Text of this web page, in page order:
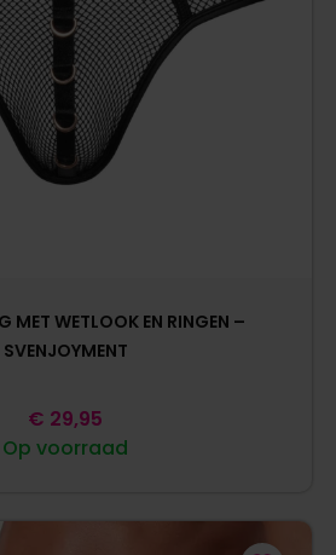
MET WETLOOK EN RINGEN –
SVENJOYMENT
Op voorraad
€ 29,95